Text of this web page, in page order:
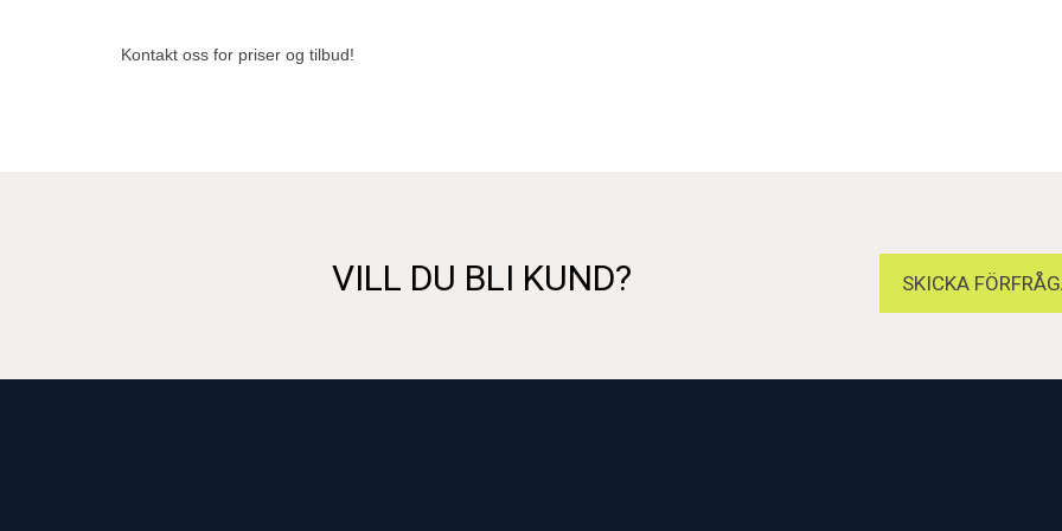
Kontakt oss for priser og tilbud!
VILL DU BLI KUND? SKICKA